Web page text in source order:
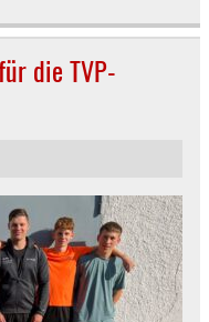
die TVP-